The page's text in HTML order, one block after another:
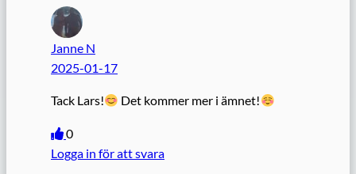
Janne N
2025-01-17
Tack Lars! Det kommer mer i ämnet!
0
Logga in för att svara